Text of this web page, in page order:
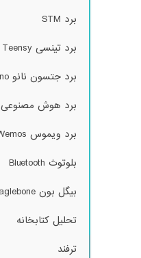
برد STM
برد تینسی Teensy
برد جتسون نانو Jetson Nano
برد هوش مصنوعی Sipeed
برد ویموس Wemos
بلوتوث Bluetooth
بیگل بون Beaglebone
تحلیل کتابخانه
ترفند